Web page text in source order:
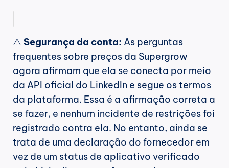
⚠️ Segurança da conta: As perguntas
frequentes sobre preços da Supergrow
agora afirmam que ela se conecta por meio
da API oficial do LinkedIn e segue os termos
da plataforma. Essa é a afirmação correta a
se fazer, e nenhum incidente de restrições foi
registrado contra ela. No entanto, ainda se
trata de uma declaração do fornecedor em
vez de um status de aplicativo verificado